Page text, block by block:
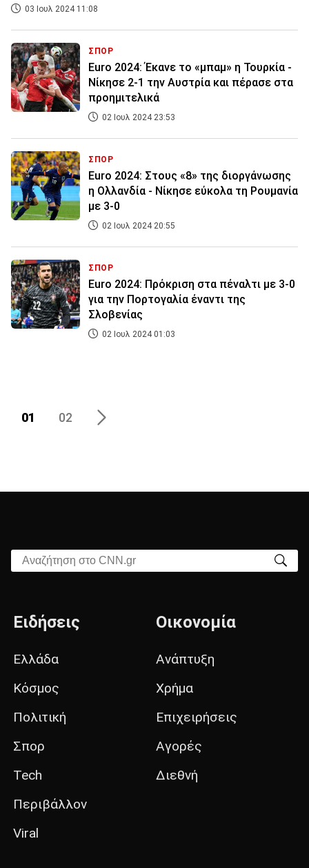
03 Ιουλ 2024 11:08
ΣΠΟΡ
Euro 2024: Έκανε το «μπαμ» η Τουρκία -
Νίκησε 2-1 την Αυστρία και πέρασε στα
προημιτελικά
02 Ιουλ 2024 23:53
ΣΠΟΡ
Euro 2024: Στους «8» της διοργάνωσης
η Ολλανδία - Νίκησε εύκολα τη Ρουμανία
με 3-0
02 Ιουλ 2024 20:55
ΣΠΟΡ
Euro 2024: Πρόκριση στα πέναλτι με 3-0
για την Πορτογαλία έναντι της
Σλοβενίας
02 Ιουλ 2024 01:03
01 02
Αναζήτηση στο CNN.gr
Ειδήσεις
Ελλάδα
Κόσμος
Πολιτική
Σπορ
Tech
Περιβάλλον
Viral
Οικονομία
Ανάπτυξη
Χρήμα
Επιχειρήσεις
Αγορές
Διεθνή